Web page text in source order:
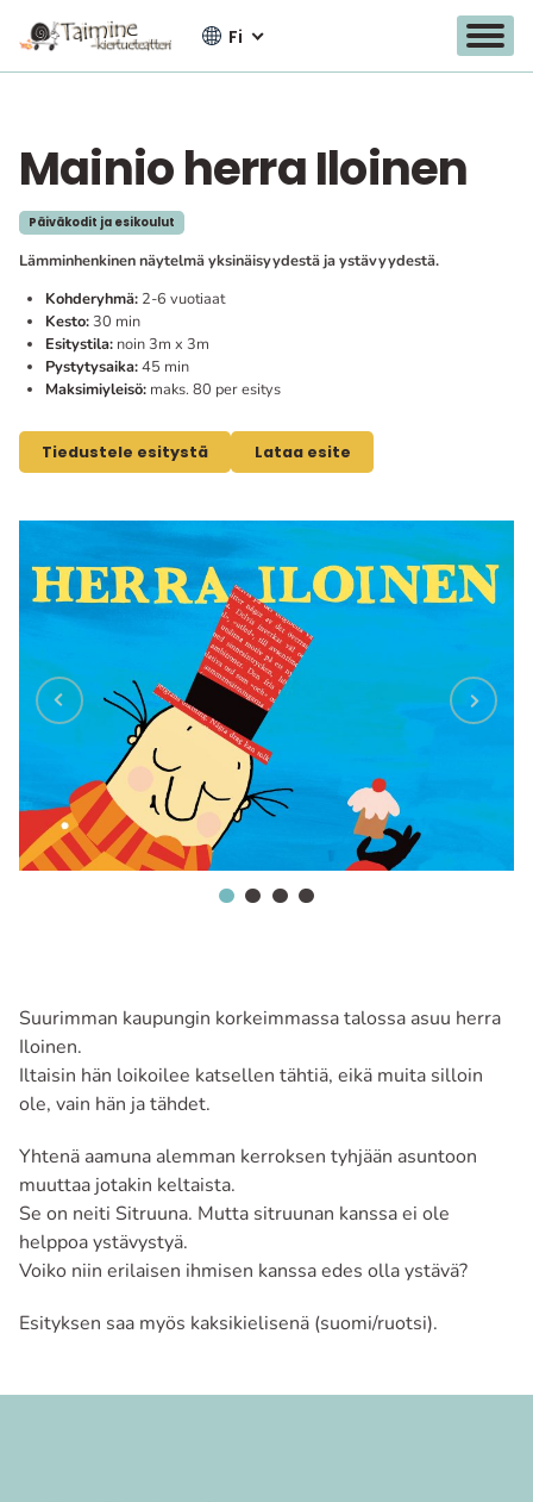
Siirry
sisältöön
Fi
Mainio herra Iloinen
Päiväkodit ja esikoulut
Lämminhenkinen näytelmä yksinäisyydestä ja ystävyydestä.
Kohderyhmä: 2-6 vuotiaat
Kesto:30 min
Esitystila: noin 3m x 3m
Pystytysaika:45 min
Maksimiyleisö: maks. 80 per esitys
Tiedustele esitystä Lataa esite
Suurimman kaupungin korkeimmassa talossa asuu herra
Iloinen.
Iltaisin hän loikoilee katsellen tähtiä, eikä muita silloin
ole, vain hän ja tähdet.
Yhtenä aamuna alemman kerroksen tyhjään asuntoon
muuttaa jotakin keltaista.
Se on neiti Sitruuna. Mutta sitruunan kanssa ei ole
helppoa ystävystyä.
Voiko niin erilaisen ihmisen kanssa edes olla ystävä?
Esityksen saa myös kaksikielisenä (suomi/ruotsi).